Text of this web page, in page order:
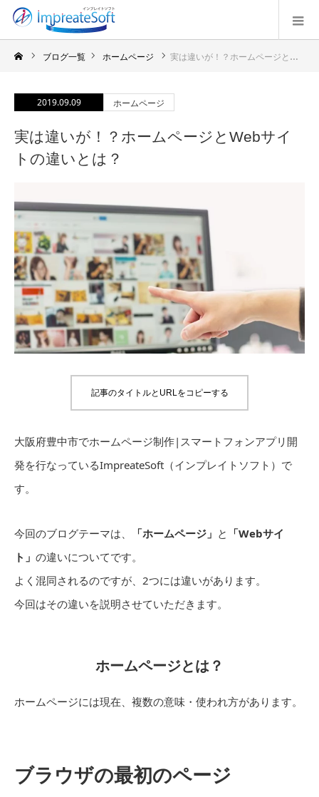
ブログ一覧 ホームページ 実は違いが！？ホームページとWebサイトの違いとは？
2019.09.09 ホームページ
実は違いが！？ホームページとWebサイ
トの違いとは？
記事のタイトルとURLをコピーする
大阪府豊中市でホームページ制作|スマートフォンアプリ開
発を行なっているImpreateSoft（インプレイトソフト）で
す。
今回のブログテーマは、 「ホームページ」 と 「Webサイ
ト」 の違いについてです。
よく混同されるのですが、2つには違いがあります。
今回はその違いを説明させていただきます。
ホームページとは？
ホームページには現在、複数の意味・使われ方があります。
ブラウザの最初のページ